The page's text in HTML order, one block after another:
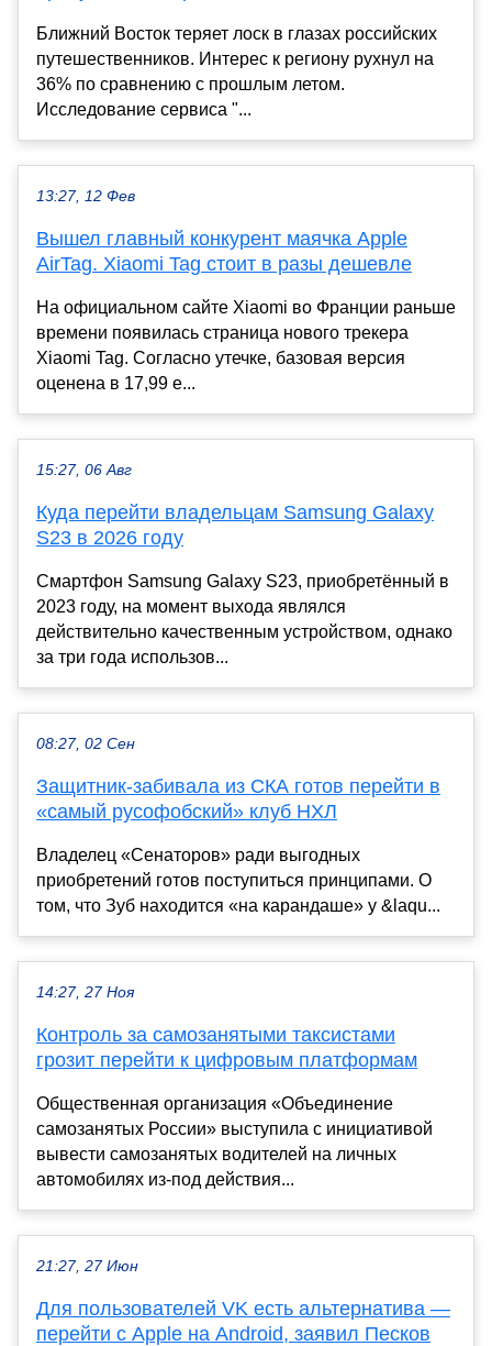
Ближний Восток теряет лоск в глазах российских
путешественников. Интерес к региону рухнул на
36% по сравнению с прошлым летом.
Исследование сервиса "...
13:27, 12 Фев
Вышел главный конкурент маячка Apple
AirTag. Xiaomi Tag стоит в разы дешевле
На официальном сайте Xiaomi во Франции раньше
времени появилась страница нового трекера
Xiaomi Tag. Согласно утечке, базовая версия
оценена в 17,99 е...
15:27, 06 Авг
Куда перейти владельцам Samsung Galaxy
S23 в 2026 году
Смартфон Samsung Galaxy S23, приобретённый в
2023 году, на момент выхода являлся
действительно качественным устройством, однако
за три года использов...
08:27, 02 Сен
Защитник-забивала из СКА готов перейти в
«самый русофобский» клуб НХЛ
Владелец «Сенаторов» ради выгодных
приобретений готов поступиться принципами. О
том, что Зуб находится «на карандаше» у &laqu...
14:27, 27 Ноя
Контроль за самозанятыми таксистами
грозит перейти к цифровым платформам
Общественная организация «Объединение
самозанятых России» выступила с инициативой
вывести самозанятых водителей на личных
автомобилях из-под действия...
21:27, 27 Июн
Для пользователей VK есть альтернатива —
перейти с Apple на Android, заявил Песков